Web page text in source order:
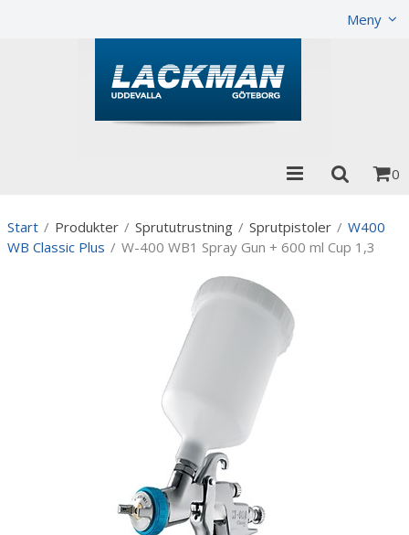
Meny
0
Start / Produkter / Sprututrustning / Sprutpistoler / W400
WB Classic Plus / W-400 WB1 Spray Gun + 600 ml Cup 1,3